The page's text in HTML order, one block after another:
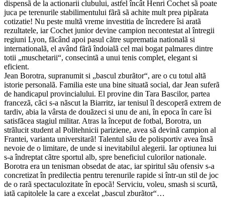
dispensã de la actionarii clubului, astfel încât Henri Cochet sã poate
juca pe terenurile stabilimentului fãrã sã achite mult prea pipãrata
cotizatie! Nu peste multã vreme investitia de încredere îsi aratã
rezultatele, iar Cochet junior devine campion necontestat al întregii
regiuni Lyon, fãcând apoi pasul cãtre suprematia nationalã si
internationalã, el având fãrã îndoialã cel mai bogat palmares dintre
totii „muschetarii“, consecintã a unui tenis complet, elegant si
eficient.
Jean Borotra, supranumit si „bascul zburãtor“, are o cu totul altã
istorie personalã. Familia este una bine situatã social, dar Jean suferã
de handicapul provincialului. El provine din Tara Bascilor, partea
francezã, cãci s-a nãscut la Biarritz, iar tenisul îl descoperã extrem de
tardiv, abia la vârsta de douãzeci si unu de ani, în epoca în care îsi
satisfãcea stagiul militar. Atras la început de fotbal, Borotra, un
strãlucit student al Politehnicii pariziene, avea sã devinã campion al
Frantei, varianta universitarã! Talentul sãu de polisportiv avea însã
nevoie de o limitare, de unde si inevitabilul alegerii. Iar optiunea lui
s-a îndreptat cãtre sportul alb, spre beneficiul culorilor nationale.
Borotra era un tenisman obsedat de atac, iar spiritul sãu ofensiv s-a
concretizat în predilectia pentru terenurile rapide si într-un stil de joc
de o rarã spectaculozitate în epocã! Serviciu, voleu, smash si scurtã,
iatã capitolele la care a excelat „bascul zburãtor“…